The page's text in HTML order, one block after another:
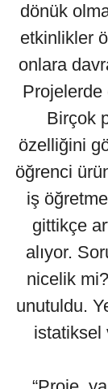
dönük
etkinlikler
onlara
Projelerde
Birçok
özelliğini
öğrenci
iş
gittikçe
alıyor.
nicelik
unutuldu.
istatiksel